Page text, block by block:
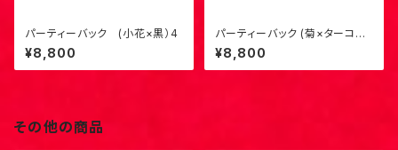
パーティーバック (小花×黒）4
¥8,800
パーティーバック (菊×ターコイ
ズ）5
¥8,800
その他の商品